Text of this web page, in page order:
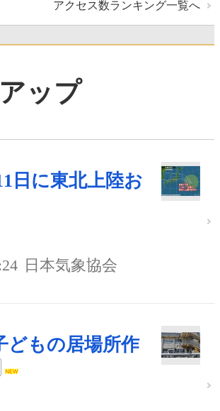
アクセス数ランキング一覧へ
ップ
日に東北上陸お
日本気象協会
どもの居場所作